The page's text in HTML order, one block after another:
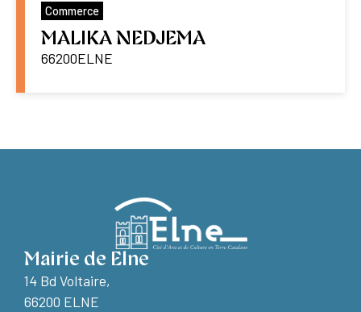
Commerce
MALIKA NEDJEMA
66200ELNE
Mairie de Elne
14 Bd Voltaire,
66200 ELNE